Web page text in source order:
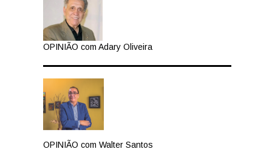
OPINIÃO com Adary Oliveira
OPINIÃO com Walter Santos